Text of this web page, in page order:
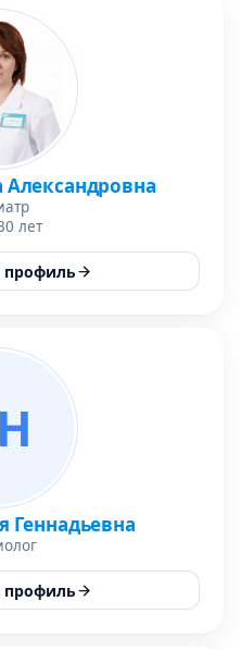
Александровна
лет
профиль
Геннадьевна
профиль